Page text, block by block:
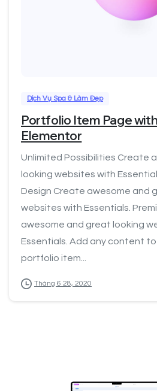
Dịch Vụ Spa & Làm Đẹp
Portfolio Item Page
Elementor
Unlimited Possibilities Create
looking websites with
Design Create awesome and
websites with Essentials.
awesome and great looking
Essentials. Add any content
portfolio item...
Tháng 6 28, 2020